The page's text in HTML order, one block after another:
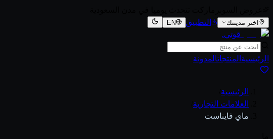
اختر مدينتك التطبيق EN
قوتي.
الرئيسية المنتجاتالمدونة
الرئيسية
العلامات التجارية
ماي فايناست